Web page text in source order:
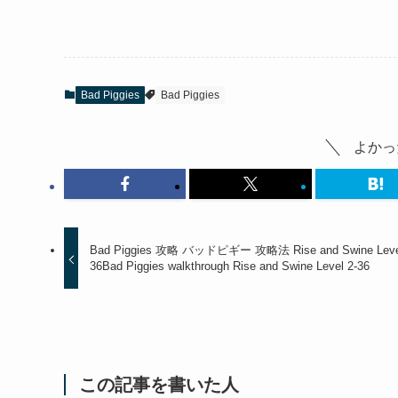
Bad Piggies Bad Piggies
よか
Bad Piggies 攻略 バッドピギー 攻略法 Rise and Swine
36Bad Piggies walkthrough Rise and Swine Level 2-36
この記事を書いた人